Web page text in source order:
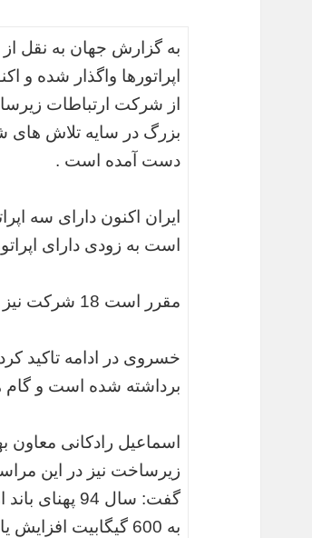
به گزارش جهان به نقل
اپراتورها واگذار شده و
از شرکت ارتباطات
بزرگ در سایه تلاش های
دست آمده است .
ایران اکنون دارای سه
است به زودی دارای
مقرر است 18 شرکت نیز اپراتوری تلفن ثابت را عهده دار شوند.
خسروی در ادامه تاکید
برداشته شده است و گام
اسماعیل رادکانی
زیرساخت نیز در این